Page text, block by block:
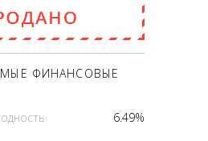
месяц
2 000 000
ФИНАНСОВЫЕ
6.49%